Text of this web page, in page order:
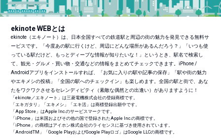
ekinote WEBとは
ekinote（エキノート）は、日本全国すべての鉄道駅と周辺の街の魅力を発見できる無料サ
ービスです。「今度あの駅に行くけど、周辺にどんな場所があるんだろう？」「いつも使
っている駅だけど、もっとディープな情報が知りたいな！」というとき、駅名で検索し
て、観光・グルメ・買い物・交通などの情報をまとめてチェックできます。iPhone /
Androidアプリをインストールすれば、「お気に入りの駅や記事の保存」「駅や街の魅力
やエキメシの投稿」「全国の駅へのチェックイン」も楽しめます。全国の駅と街で、あな
たをワクワクさせるセレンディピティ（素敵な偶然との出逢い）がありますように！
「ekinote／エキノート」は三菱電機株式会社の登録商標です。
「エキガタリ」「エキメシ」「エキ活」は商標登録出願中です。
「App Store」はApple Inc.のサービスマークです。
「iPhone」は米国およびその他の国で登録されたApple Inc.の商標です。
「iPhone」の商標はアイホン株式会社のライセンスに基づき使用されています。
「AndroidTM 」「Google PlayおよびGoogle Playロゴ」はGoogle LLCの商標です。